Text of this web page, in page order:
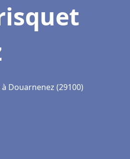
Douarnenez (29100)